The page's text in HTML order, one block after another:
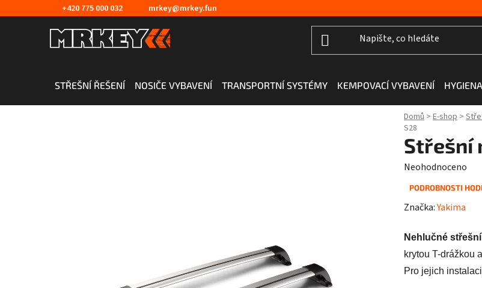
na
+420 775 000 032 mrkey@mrkey.fun
STŘEŠNÍ ŘEŠENÍ NOSIČE VYBAVENÍ TRANSPORTNÍ SYSTÉMY KEMPOVACÍ VYBAVENÍ
Domů > E-shop >
S28
Střešní
Průměrné
hodnocení
0,0
z
5
hvězdiček.
Neohodnoceno
PODROBNOSTI
Značka:Yakima
Nehlučné
krytou T-drážkou
Pro jejich